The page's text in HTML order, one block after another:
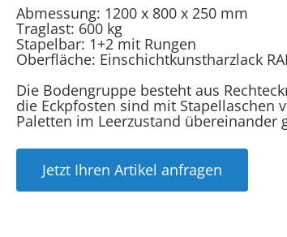
Abmessung: 1200 x 800 x 250 mm
Traglast: 600 kg
Stapelbar: 1+2 mit Rungen
Oberfläche: Einschichtkunstharzlack
Die Bodengruppe besteht aus
die Eckpfosten sind mit Stapellaschen
Paletten im Leerzustand übereinander
Jetzt Ihren Artikel anfragen